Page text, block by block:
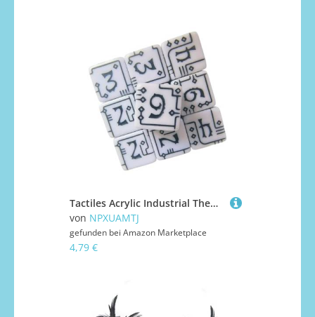
Tactiles Acrylic Industrial Themed Number Dices PRECISIONS BEBALLTE Dices FÜR ROLLEplaying Und Klassenzimmer Lernfeier Accessoires
von NPXUAMTJ
gefunden bei Amazon Marketplace
4,79 €